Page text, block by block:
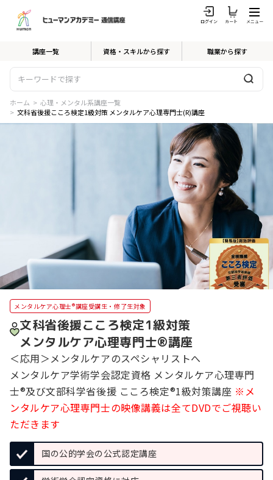
ログイン カート メニュー
講座一覧 資格・スキルから探す 職業から探す
ホーム > 心理・メンタル系講座一覧
> 文科省後援こころ検定1級対策 メンタルケア心理専門士(R)講座
メンタルケア心理士®講座受講生・修了生対象
文科省後援こころ検定1級対策
メンタルケア心理専門士®講座
＜応用＞メンタルケアのスペシャリストへ
メンタルケア学術学会認定資格 メンタルケア心理専門
士®及び文部科学省後援 こころ検定®1級対策講座 ※メ
ンタルケア心理専門士の映像講義は全てDVDでご視聴い
ただきます
国の公的学会の公式認定講座